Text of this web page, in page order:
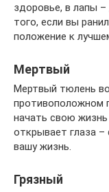
здоровье, в лапы –
того, если вы
положение к
Мертвый
Мертвый тюлень
противоположном
начать свою
открывает глаза
вашу жизнь.
Грязный